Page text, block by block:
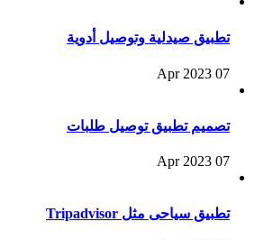
تطبيق صيدلية وتوصيل أدوية
07 Apr 2023
تصميم تطبيق توصيل طلبات
07 Apr 2023
تطبيق سياحى مثل Tripadvisor